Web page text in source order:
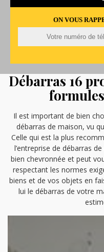
ON VOUS
Débarras 16
Il est important de bien
débarras de maison, vu
Celle qui est la plus
l’entreprise de débarras
bien chevronnée et peut
respectant les normes
biens et de vos objets en
lui le débarras de votre